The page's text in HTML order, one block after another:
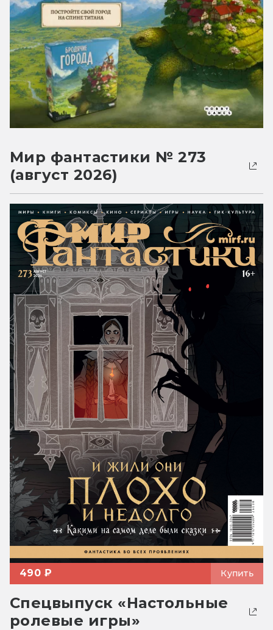
Мир фантастики № 273
(август 2026)
490 ₽ Купить
Спецвыпуск «Настольные
ролевые игры»